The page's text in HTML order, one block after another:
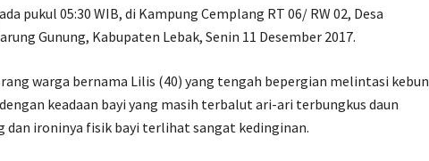
pukul 05:30 WIB, di Kampung Cemplang RT 06/ RW 02, Desa
Gunung, Kabupaten Lebak, Senin 11 Desember 2017.
warga bernama Lilis (40) yang tengah bepergian melintasi kebun
keadaan bayi yang masih terbalut ari-ari terbungkus daun
dan ironinya fisik bayi terlihat sangat kedinginan.